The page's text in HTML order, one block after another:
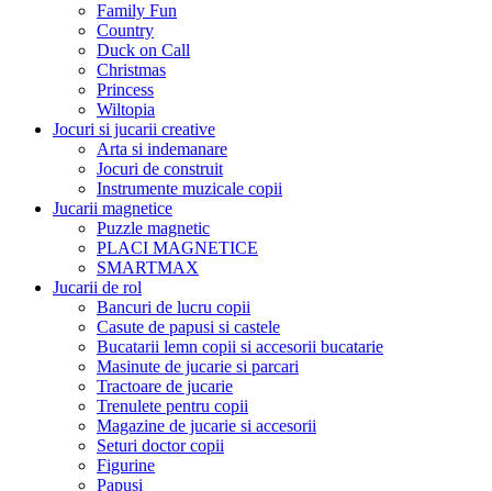
Family Fun
Country
Duck on Call
Christmas
Princess
Wiltopia
Jocuri si jucarii creative
Arta si indemanare
Jocuri de construit
Instrumente muzicale copii
Jucarii magnetice
Puzzle magnetic
PLACI MAGNETICE
SMARTMAX
Jucarii de rol
Bancuri de lucru copii
Casute de papusi si castele
Bucatarii lemn copii si accesorii bucatarie
Masinute de jucarie si parcari
Tractoare de jucarie
Trenulete pentru copii
Magazine de jucarie si accesorii
Seturi doctor copii
Figurine
Papusi